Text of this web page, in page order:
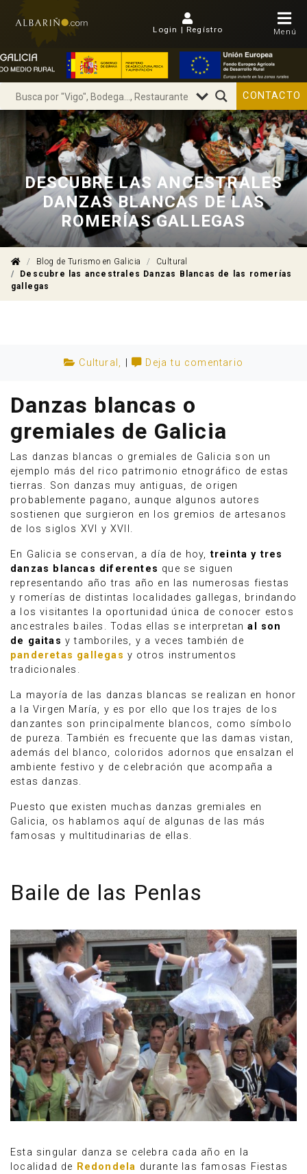
Login | Regístro Menú
Anúnciate
CONTACTO
DESCUBRE LAS ANCESTRALES
DANZAS BLANCAS DE LAS
ROMERÍAS GALLEGAS
Blog de Turismo en Galicia
Cultural
Descubre las ancestrales Danzas Blancas de las romerías
gallegas
Cultural , Deja tu comentario
Danzas blancas o
gremiales de Galicia
Las danzas blancas o gremiales de Galicia son un
ejemplo más del rico patrimonio etnográfico de estas
tierras. Son danzas muy antiguas, de origen
probablemente pagano, aunque algunos autores
sostienen que surgieron en los gremios de artesanos
de los siglos XVI y XVII.
En Galicia se conservan, a día de hoy,treinta y tres
danzas blancas diferentes que se siguen
representando año tras año en las numerosas fiestas
y romerías de distintas localidades gallegas, brindando
a los visitantes la oportunidad única de conocer estos
ancestrales bailes. Todas ellas se interpretanal son
de gaitas y tamboriles, y a veces también de
panderetas gallegas y otros instrumentos
tradicionales.
La mayoría de las danzas blancas se realizan en honor
a la Virgen María, y es por ello que los trajes de los
danzantes son principalmente blancos, como símbolo
de pureza. También es frecuente que las damas vistan,
además del blanco, coloridos adornos que ensalzan el
ambiente festivo y de celebración que acompaña a
estas danzas.
Puesto que existen muchas danzas gremiales en
Galicia, os hablamos aquí de algunas de las más
famosas y multitudinarias de ellas.
Baile de las Penlas
Esta singular danza se celebra cada año en la
localidad de Redondela durante las famosas Fiestas